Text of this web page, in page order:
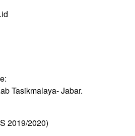
Tasikmalaya- Jabar.
2019/2020)